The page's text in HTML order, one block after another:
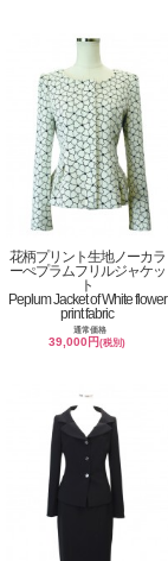
花柄プリント生地ノーカラ
ーぺプラムフリルジャケッ
ト
Peplum Jacket of White flower
print fabric
通常価格
39,000円(税別)